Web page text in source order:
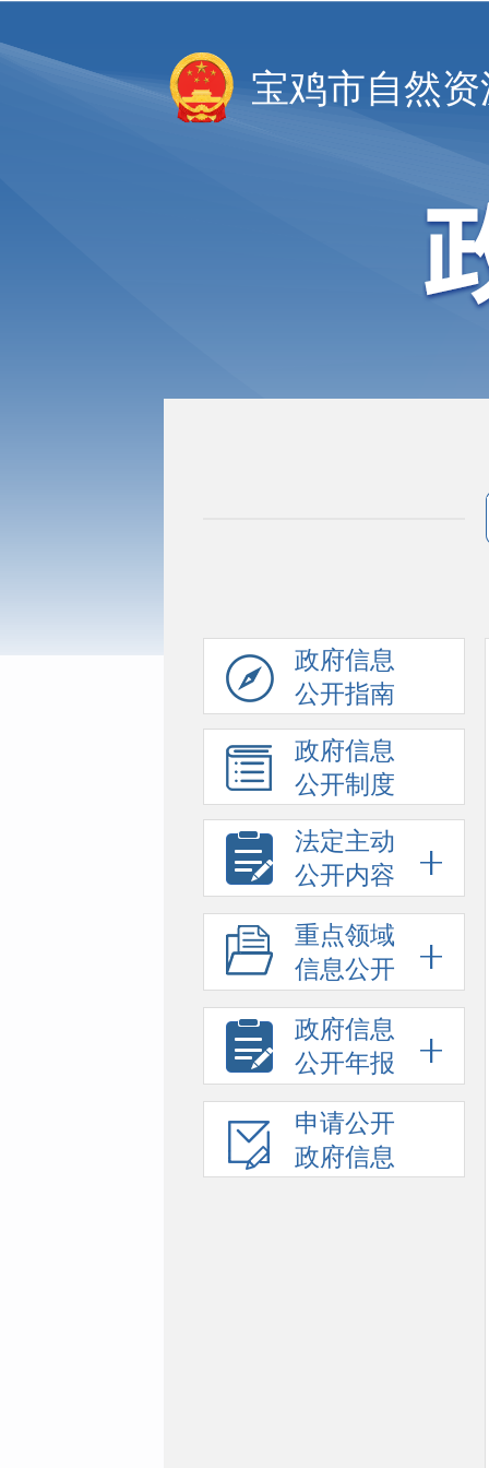
宝鸡市自然
政府信息
公开指南
政府信息
公开制度
法定主动
公开内容
重点领域
信息公开
政府信息
公开年报
申请公开
政府信息